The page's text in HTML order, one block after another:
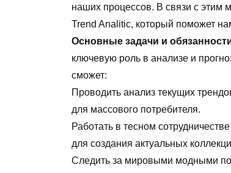
наших процессов. В связи с этим
Trend Analitic, который поможет
Основные задачи и
ключевую роль в анализе и
сможет:
Проводить анализ текущих
для массового потребителя.
Работать в тесном
для создания актуальных
Следить за мировыми модными